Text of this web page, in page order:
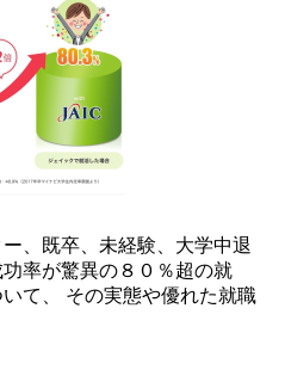
、既卒、未経験、大学中退
率が驚異の８０％超の就
て、 その実態や優れた就職